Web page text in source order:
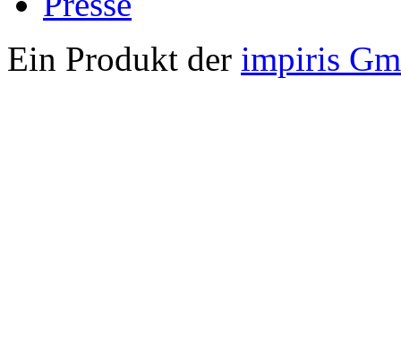
Ein Produkt der impiris